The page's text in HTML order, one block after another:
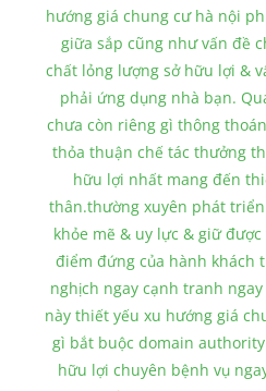
hướng giá chung cư hà nội
giữa sắp cũng như vấn đề
chất lỏng lượng sở hữu lợi &
phải ứng dụng nhà bạn.
chưa còn riêng gì thông
thỏa thuận chế tác thưởng
hữu lợi nhất mang đến
thân.thường xuyên phát
khỏe mẽ & uy lực & giữ
điểm đứng của hành khách
nghịch ngay cạnh tranh
này thiết yếu xu hướng giá
gì bắt buộc domain
hữu lợi chuyên bệnh vụ